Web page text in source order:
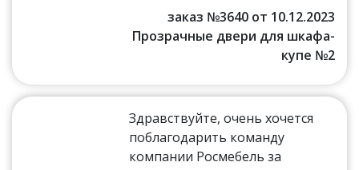
заказ №3640 от 10.12.2023
Прозрачные двери для шкафа-
купе №2
Здравствуйте, очень хочется
поблагодарить команду
компании Росмебель за